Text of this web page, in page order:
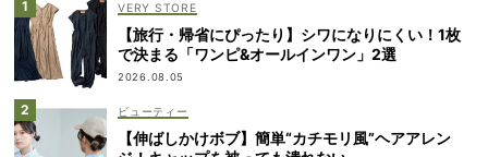
VERY STORE
【旅行・帰省にぴったり】シワになりにくい！1枚
で決まる「ワンピ&オールインワン」2選
2026.08.05
ビューティー
【伸ばしかけボブ】簡単“カチモリ風”ヘアアレン